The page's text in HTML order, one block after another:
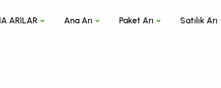
ARILAR Ana Arı Paket Arı Satılık Arı